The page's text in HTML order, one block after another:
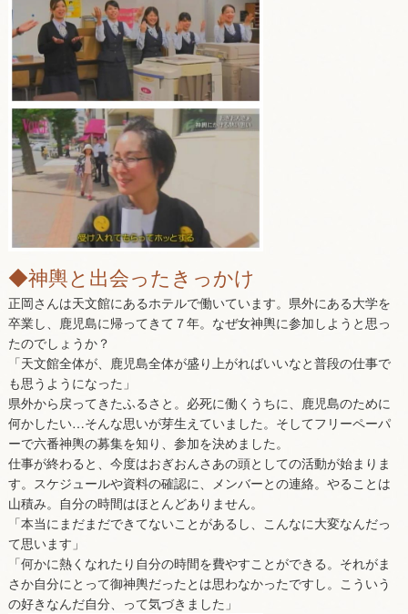
◆神輿と出会ったきっかけ
正岡さんは天文館にあるホテルで働いています。県外にある大学を
卒業し、鹿児島に帰ってきて７年。なぜ女神輿に参加しようと思っ
たのでしょうか？
「天文館全体が、鹿児島全体が盛り上がればいいなと普段の仕事で
も思うようになった」
県外から戻ってきたふるさと。必死に働くうちに、鹿児島のために
何かしたい…そんな思いが芽生えていました。そしてフリーペーパ
ーで六番神輿の募集を知り、参加を決めました。
仕事が終わると、今度はおぎおんさあの頭としての活動が始まりま
す。スケジュールや資料の確認に、メンバーとの連絡。やることは
山積み。自分の時間はほとんどありません。
「本当にまだまだできてないことがあるし、こんなに大変なんだっ
て思います」
「何かに熱くなれたり自分の時間を費やすことができる。それがま
さか自分にとって御神輿だったとは思わなかったですし。こういう
の好きなんだ自分、って気づきました」